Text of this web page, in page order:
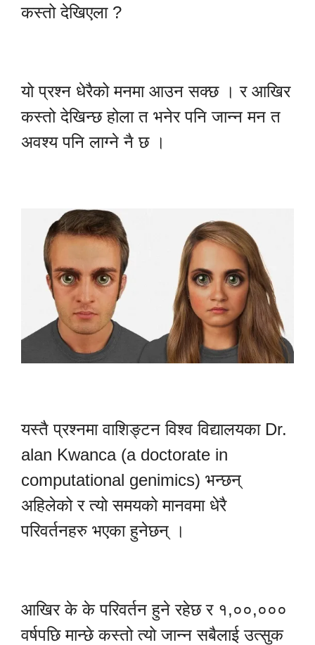
कस्तो देखिएला ?
यो प्रश्न धेरैको मनमा आउन सक्छ । र आखिर
कस्तो देखिन्छ होला त भनेर पनि जान्न मन त
अवश्य पनि लाग्ने नै छ ।
यस्तै प्रश्नमा वाशिङ्टन विश्व विद्यालयका Dr.
alan Kwanca (a doctorate in
computational genimics) भन्छन्
अहिलेको र त्यो समयको मानवमा धेरै
परिवर्तनहरु भएका हुनेछन् ।
आखिर के के परिवर्तन हुने रहेछ र १,००,०००
वर्षपछि मान्छे कस्तो त्यो जान्न सबैलाई उत्सुक